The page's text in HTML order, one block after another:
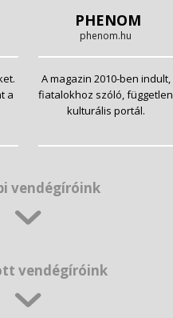
a
PHENOM
phenom.hu
A magazin 2010-ben indult,
fiatalokhoz szóló, független
kulturális portál.
vendégíróink
vendégíróink